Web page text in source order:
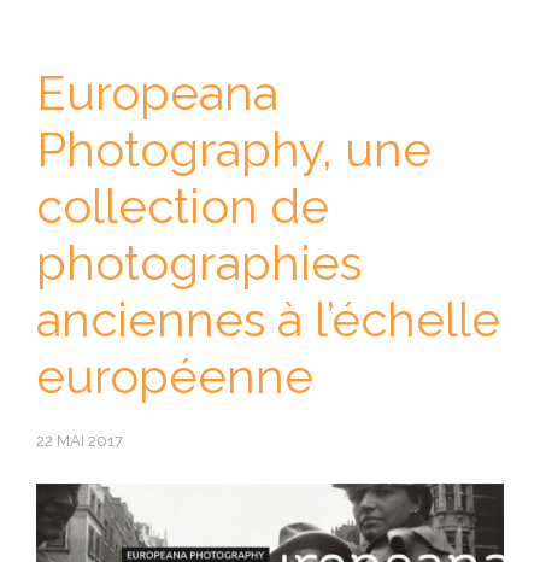
Europeana
Photography, une
collection de
photographies
anciennes à l’échelle
européenne
22 MAI 2017